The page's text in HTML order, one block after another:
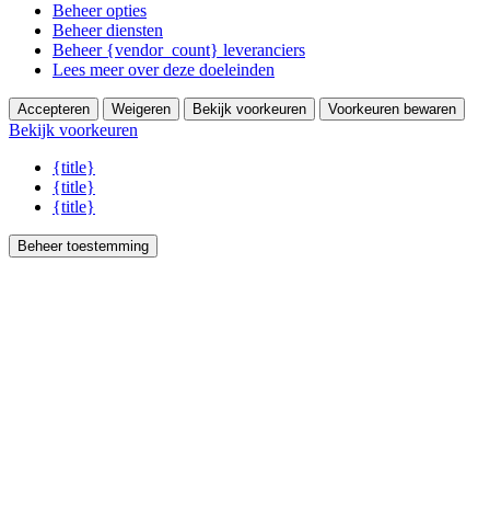
Beheer opties
Beheer diensten
Beheer {vendor_count} leveranciers
Lees meer over deze doeleinden
Accepteren Weigeren Bekijk voorkeuren Voorkeuren bewaren
Bekijk voorkeuren
{title}
{title}
{title}
Beheer toestemming